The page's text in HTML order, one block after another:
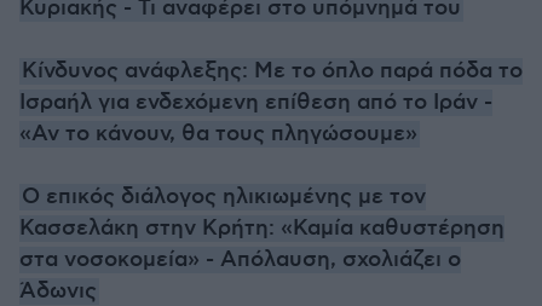
Κυριακής - Τι αναφέρει στο υπόμνημά του
Κίνδυνος ανάφλεξης: Με το όπλο παρά πόδα το
Ισραήλ για ενδεχόμενη επίθεση από το Ιράν -
«Αν το κάνουν, θα τους πληγώσουμε»
Ο επικός διάλογος ηλικιωμένης με τον
Κασσελάκη στην Κρήτη: «Καμία καθυστέρηση
στα νοσοκομεία» - Απόλαυση, σχολιάζει ο
Άδωνις